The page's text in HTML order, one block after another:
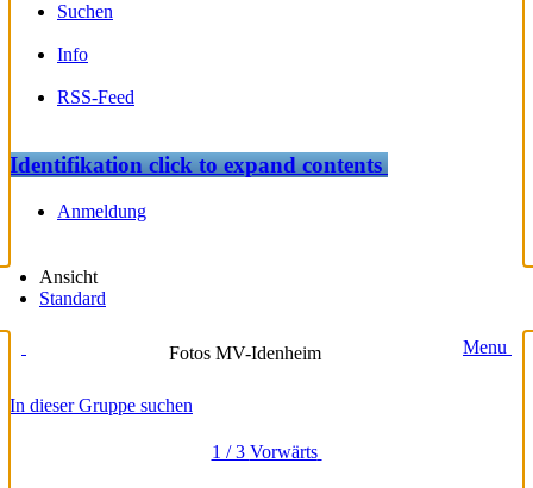
Suchen
Info
RSS-Feed
Identifikationclick to expand contents
Anmeldung
Ansicht
Standard
Fotos MV-Idenheim Menu
In dieser Gruppe suchen
1 / 3 Vorwärts